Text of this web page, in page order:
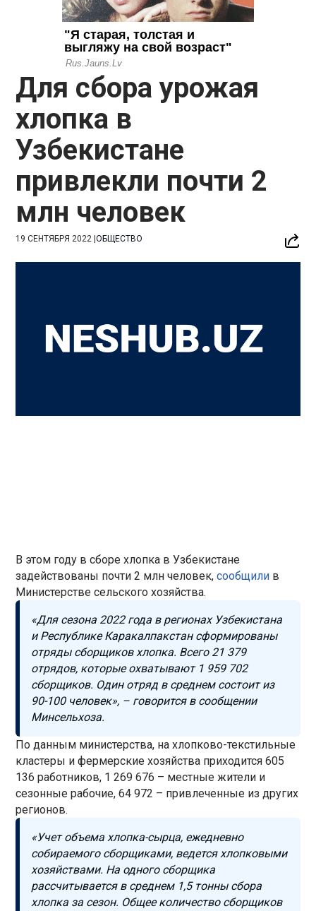
Для сбора урожая
хлопка в
Узбекистане
привлекли почти 2
млн человек
19 СЕНТЯБРЯ 2022 |ОБЩЕСТВО
В этом году в сборе хлопка в Узбекистане
задействованы почти 2 млн человек,сообщили в
Министерстве сельского хозяйства.
«Для сезона 2022 года в регионах Узбекистана
и Республике Каракалпакстан сформированы
отряды сборщиков хлопка. Всего 21 379
отрядов, которые охватывают 1 959 702
сборщиков. Один отряд в среднем состоит из
90-100 человек», – говорится в сообщении
Минсельхоза.
По данным министерства, на хлопково-текстильные
кластеры и фермерские хозяйства приходится 605
136 работников, 1 269 676 – местные жители и
сезонные рабочие, 64 972 – привлеченные из других
регионов.
«Учет объема хлопка-сырца, ежедневно
собираемого сборщиками, ведется хлопковыми
хозяйствами. На одного сборщика
рассчитывается в среднем 1,5 тонны сбора
хлопка за сезон. Общее количество сборщиков